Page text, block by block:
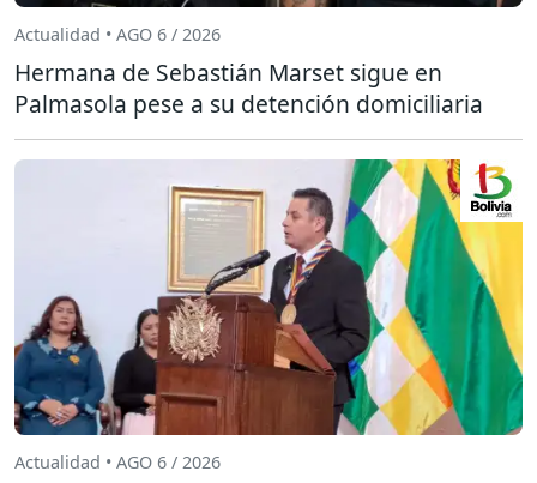
Actualidad • AGO 6 / 2026
Hermana de Sebastián Marset sigue en
Palmasola pese a su detención domiciliaria
Actualidad • AGO 6 / 2026